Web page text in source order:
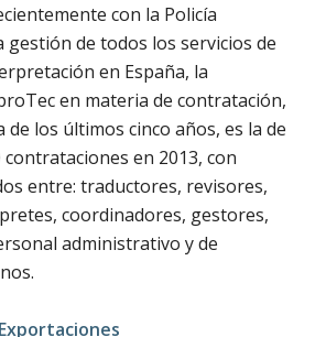
con la Policía
gestión de todos los servicios de
en España, la
en materia de contratación,
de los últimos cinco años, es la de
contrataciones en 2013, con
entre: traductores, revisores,
coordinadores, gestores,
administrativo y de